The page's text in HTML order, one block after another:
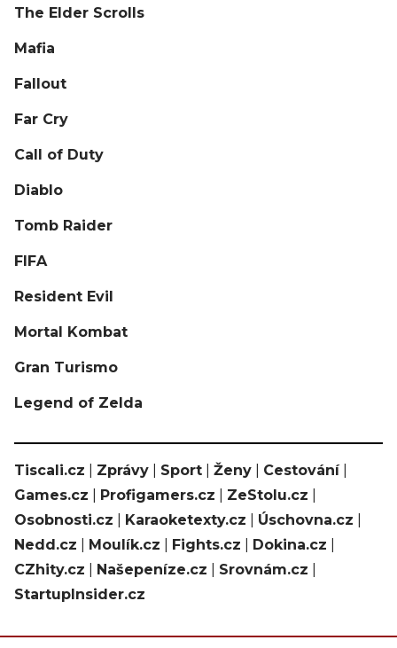
The Elder Scrolls
Mafia
Fallout
Far Cry
Call of Duty
Diablo
Tomb Raider
FIFA
Resident Evil
Mortal Kombat
Gran Turismo
Legend of Zelda
Tiscali.cz Zprávy Sport Ženy Cestování|
Games.cz
Profigamers.cz ZeStolu.cz
Osobnosti.cz
Karaoketexty.cz Úschovna.cz
Nedd.cz
Moulík.cz Fights.cz Dokina.cz
CZhity.cz
Našepeníze.cz Srovnám.cz
StartupInsider.cz